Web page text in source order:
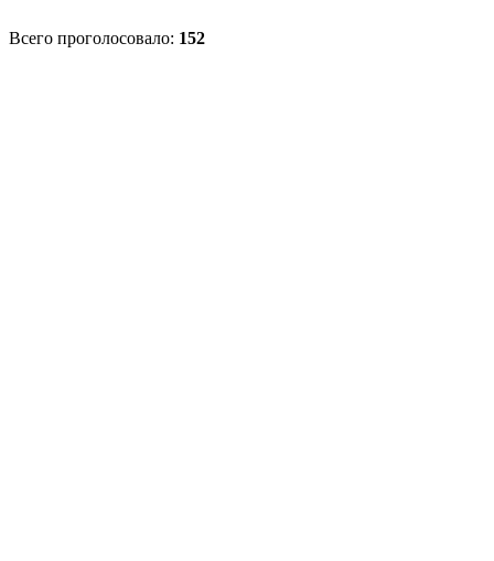
Всего проголосовало: 152